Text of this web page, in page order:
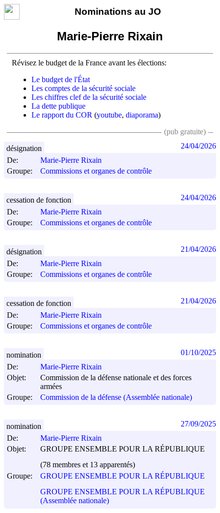
Nominations au JO
Marie-Pierre Rixain
Révisez le budget de la France avant les élections:
Le budget de l'État
Les comptes de la sécurité sociale
Les chiffres clef de la sécurité sociale
La dette publique
Le rapport du COR (youtube, diaporama)
(pub gratuite)
De:
Marie-Pierre Rixain
Groupe:
Commissions et organes de contrôle
désignation 24/04/2026
De:
Marie-Pierre Rixain
Groupe:
Commissions et organes de contrôle
cessation de fonction 24/04/2026
De:
Marie-Pierre Rixain
Groupe:
Commissions et organes de contrôle
désignation 21/04/2026
De:
Marie-Pierre Rixain
Groupe:
Commissions et organes de contrôle
cessation de fonction 21/04/2026
De:
Marie-Pierre Rixain
Objet:
Commission de la défense nationale et des forces
armées
Groupe:
Commission de la défense (Assemblée nationale)
nomination 01/10/2025
De:
Marie-Pierre Rixain
Objet:
GROUPE ENSEMBLE POUR LA RÉPUBLIQUE
(78 membres et 13 apparentés)
Groupe:
GROUPE ENSEMBLE POUR LA RÉPUBLIQUE
GROUPE ENSEMBLE POUR LA RÉPUBLIQUE
(Assemblée nationale)
nomination 27/09/2025